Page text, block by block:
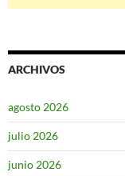
ARCHIVOS
agosto 2026
julio 2026
junio 2026